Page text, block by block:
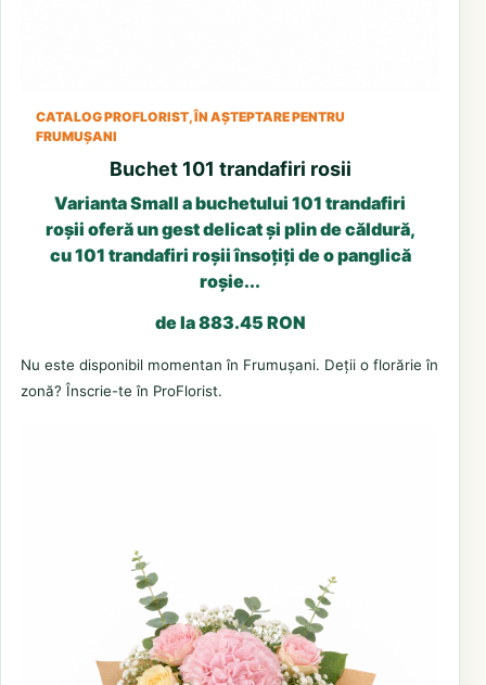
CATALOG PROFLORIST, ÎN AȘTEPTARE PENTRU
FRUMUȘANI
Buchet 101 trandafiri rosii
Varianta Small a buchetului 101 trandafiri
roșii oferă un gest delicat și plin de căldură,
cu 101 trandafiri roșii însoțiți de o panglică
roșie...
de la 883.45 RON
Nu este disponibil momentan în Frumușani. Deții o florărie în
zonă? Înscrie-te în ProFlorist.